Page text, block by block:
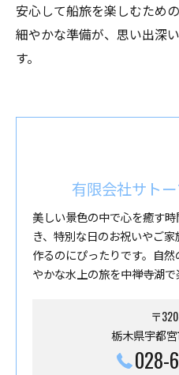
安心して船旅を楽しむため
細やかな準備が、思い出深
す。
有限会社サト
美しい景色の中で心を癒す
き、特別な日のお祝いやご
作るのにぴったりです。自
やかな水上の旅を中禅寺湖で
〒
栃木県宇都
028-